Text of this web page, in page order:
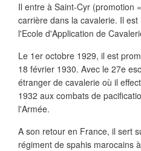
Il entre à Saint-Cyr (promotion
carrière dans la cavalerie. Il
l'Ecole d'Application de
Le 1er octobre 1929, il est
18 février 1930. Avec le 27e
étranger de cavalerie où il
1932 aux combats de
l'Armée.
A son retour en France, il sert
régiment de spahis marocains